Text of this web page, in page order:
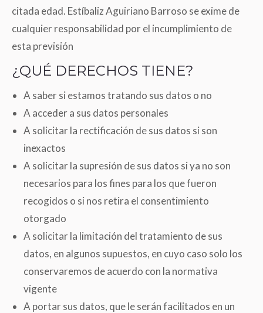
citada edad. Estíbaliz Aguiriano Barroso se exime de
cualquier responsabilidad por el incumplimiento de
esta previsión
¿QUÉ DERECHOS TIENE?
A saber si estamos tratando sus datos o no
A acceder a sus datos personales
A solicitar la rectificación de sus datos si son
inexactos
A solicitar la supresión de sus datos si ya no son
necesarios para los fines para los que fueron
recogidos o si nos retira el consentimiento
otorgado
A solicitar la limitación del tratamiento de sus
datos, en algunos supuestos, en cuyo caso solo los
conservaremos de acuerdo con la normativa
vigente
A portar sus datos, que le serán facilitados en un